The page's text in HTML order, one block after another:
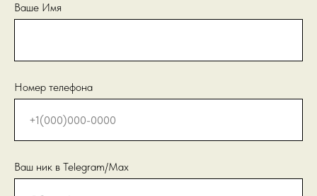
Ваше Имя
Номер телефона
Ваш ник в Telegram/Max